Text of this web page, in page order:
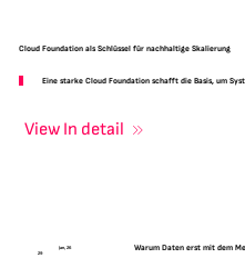
Cloud Foundation als Schlüssel für nachhaltige Skalierung
Eine starke Cloud Foundation schafft die Basis, um
View In detail
Jan, 26
29
Warum Daten erst mit dem